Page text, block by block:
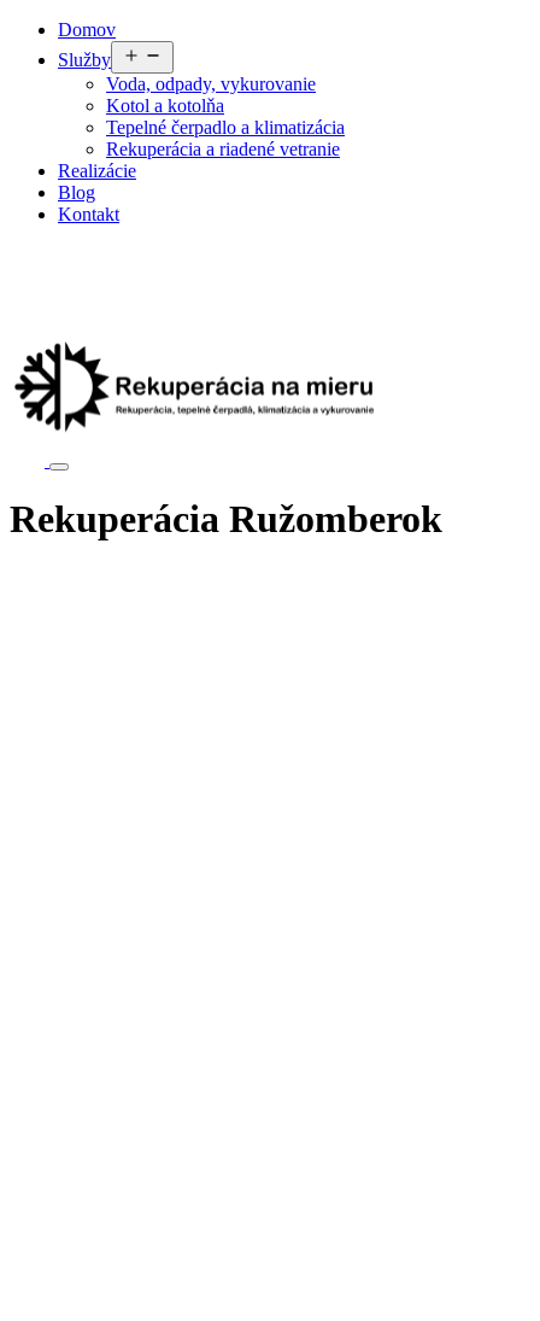
PreskočiťDomov
Služby
menu
Voda, odpady, vykurovanie
Kotol a kotolňa
Tepelné čerpadlo a klimatizácia
Rekuperácia a riadené vetranie
Realizácie
Blog
Kontakt
Rekuperácia Ružomberok